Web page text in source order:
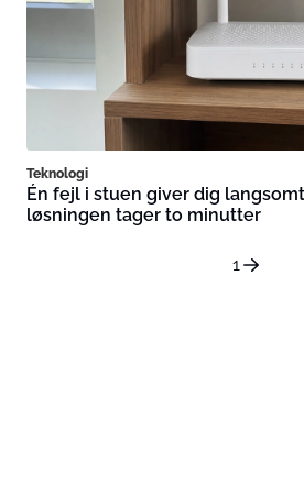
Teknologi
Én fejl i stuen giver dig
løsningen tager to minutter
1